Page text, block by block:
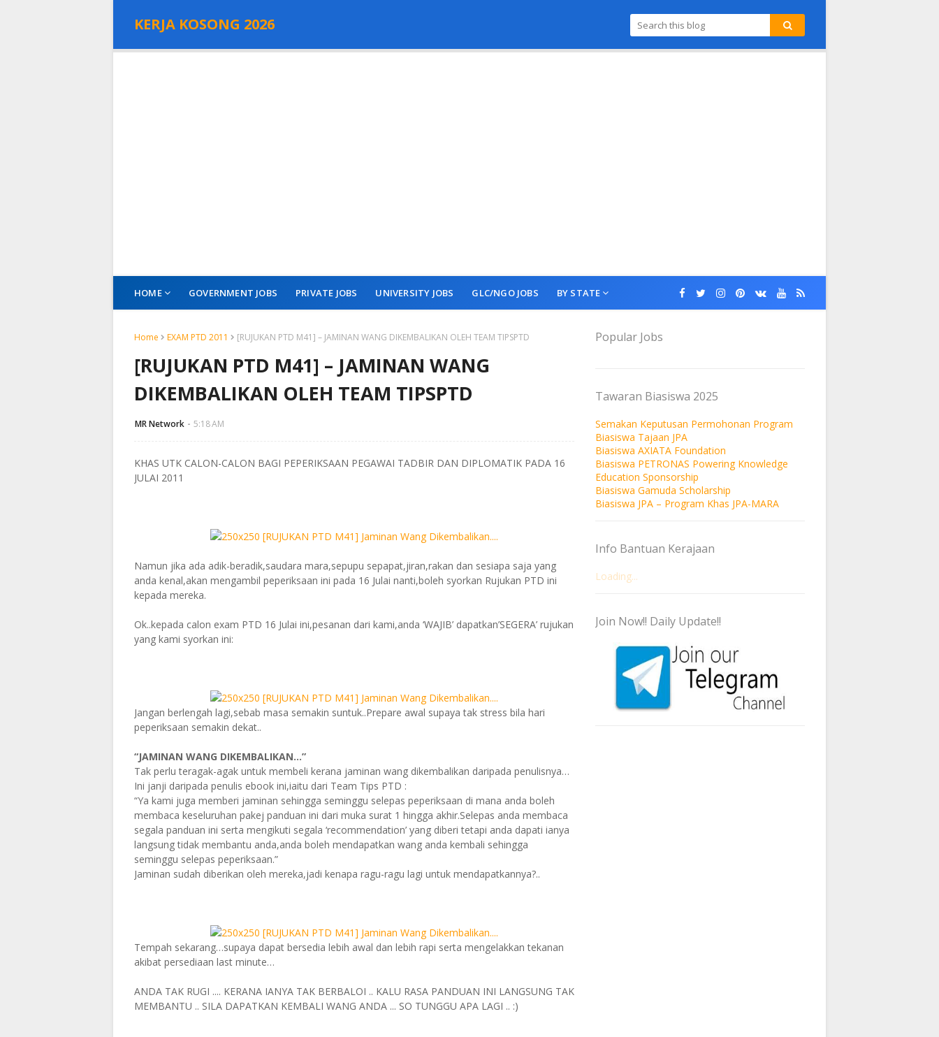
KERJA KOSONG 2026
HOME GOVERNMENT JOBS PRIVATE JOBS UNIVERSITY JOBS GLC/NGO JOBS BY STATE
Home EXAM PTD 2011 [RUJUKAN PTD M41] – JAMINAN WANG DIKEMBALIKAN OLEH TEAM TIPSPTD
[RUJUKAN PTD M41] – JAMINAN WANG
DIKEMBALIKAN OLEH TEAM TIPSPTD
MR Network 5:18 AM
KHAS UTK CALON-CALON BAGI PEPERIKSAAN PEGAWAI TADBIR DAN DIPLOMATIK PADA 16
JULAI 2011
Namun jika ada adik-beradik,saudara mara,sepupu sepapat,jiran,rakan dan sesiapa saja yang
anda kenal,akan mengambil peperiksaan ini pada 16 Julai nanti,boleh syorkan Rujukan PTD ini
kepada mereka.
Ok..kepada calon exam PTD 16 Julai ini,pesanan dari kami,anda ‘WAJIB’ dapatkan’SEGERA’ rujukan
yang kami syorkan ini:
Jangan berlengah lagi,sebab masa semakin suntuk..Prepare awal supaya tak stress bila hari
peperiksaan semakin dekat..
“JAMINAN WANG DIKEMBALIKAN…”
Tak perlu teragak-agak untuk membeli kerana jaminan wang dikembalikan daripada penulisnya…
Ini janji daripada penulis ebook ini,iaitu dari Team Tips PTD :
“Ya kami juga memberi jaminan sehingga seminggu selepas peperiksaan di mana anda boleh
membaca keseluruhan pakej panduan ini dari muka surat 1 hingga akhir.Selepas anda membaca
segala panduan ini serta mengikuti segala ‘recommendation’ yang diberi tetapi anda dapati ianya
langsung tidak membantu anda,anda boleh mendapatkan wang anda kembali sehingga
seminggu selepas peperiksaan.”
Jaminan sudah diberikan oleh mereka,jadi kenapa ragu-ragu lagi untuk mendapatkannya?..
Tempah sekarang…supaya dapat bersedia lebih awal dan lebih rapi serta mengelakkan tekanan
akibat persediaan last minute…
ANDA TAK RUGI .... KERANA IANYA TAK BERBALOI .. KALU RASA PANDUAN INI LANGSUNG TAK
MEMBANTU .. SILA DAPATKAN KEMBALI WANG ANDA ... SO TUNGGU APA LAGI .. :)
Popular Jobs
Tawaran Biasiswa 2025
Semakan Keputusan Permohonan Program
Biasiswa Tajaan JPA
Biasiswa AXIATA Foundation
Biasiswa PETRONAS Powering Knowledge
Education Sponsorship
Biasiswa Gamuda Scholarship
Biasiswa JPA – Program Khas JPA-MARA
Info Bantuan Kerajaan
Loading...
Join Now!! Daily Update!!